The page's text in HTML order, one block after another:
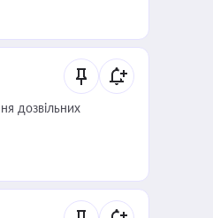
дозвільних